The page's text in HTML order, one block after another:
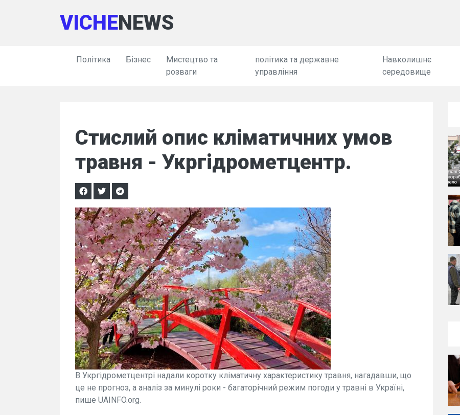
VICHENEWS
Політика Бізнес
Мистецтво та
розваги
політика та державне
управління
Навколишнє
середовище
Стислий опис кліматичних умов
травня - Укргідрометцентр.
В Укргідрометцентрі надали коротку кліматичну характеристику травня, нагадавши, що
це не прогноз, а аналіз за минулі роки - багаторічний режим погоди у травні в Україні,
пише UAINFO.org.